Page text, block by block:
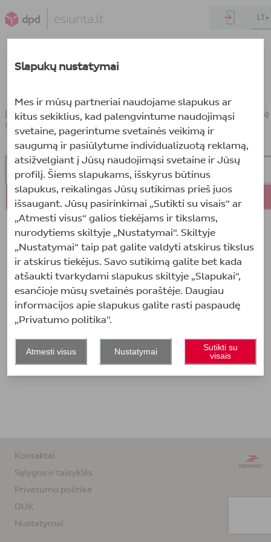
LT
Pamiršote slaptažodį?
Įveskite savo el. pašto adresą ir atsiųsime Jums nuorodą
slaptažodžio atnaujinimui.
Patvirtinti
Kontaktai
Sąlygos ir taisyklės
Privatumo politika
DUK
Nustatymai
Slapukų nustatymai
Mes ir mūsų partneriai naudojame slapukus ar
kitus sekiklius, kad palengvintume naudojimąsi
svetaine, pagerintume svetainės veikimą ir
saugumą ir pasiūlytume individualizuotą reklamą,
atsižvelgiant į Jūsų naudojimąsi svetaine ir Jūsų
profilį. Šiems slapukams, išskyrus būtinus
slapukus, reikalingas Jūsų sutikimas prieš juos
išsaugant. Jūsų pasirinkimai „Sutikti su visais“ ar
„Atmesti visus“ galios tiekėjams ir tikslams,
nurodytiems skiltyje „Nustatymai“. Skiltyje
„Nustatymai“ taip pat galite valdyti atskirus tikslus
ir atskirus tiekėjus. Savo sutikimą galite bet kada
atšaukti tvarkydami slapukus skiltyje „Slapukai“,
esančioje mūsų svetainės poraštėje. Daugiau
informacijos apie slapukus galite rasti paspaudę
„Privatumo politika".
Atmesti visus Nustatymai
Sutikti su
visais